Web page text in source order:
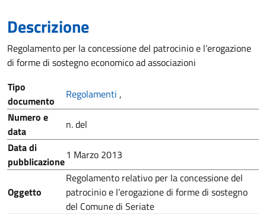
Descrizione
Regolamento per la concessione del patrocinio e l’erogazione
di forme di sostegno economico ad associazioni
Tipo
documento
Regolamenti ,
Numero e
data
n. del
Data di
pubblicazione1 Marzo 2013
Oggetto
Regolamento relativo per la concessione del
patrocinio e l’erogazione di forme di sostegno
del Comune di Seriate